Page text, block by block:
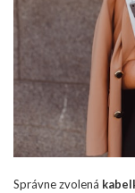
Správne zvolená